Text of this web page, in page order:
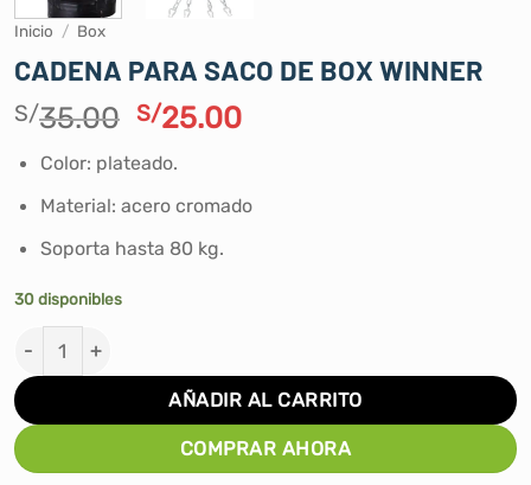
Inicio / Box
CADENA PARA SACO DE BOX WINNER
S/35.00 El
original
era:
S/35.00.
S/25.00El
es:
Color: plateado.
Material: acero cromado
Soporta hasta 80 kg.
30 disponibles
CADENA PARA SACO DE BOX WINNER cantidad
AÑADIR AL CARRITO
COMPRAR AHORA